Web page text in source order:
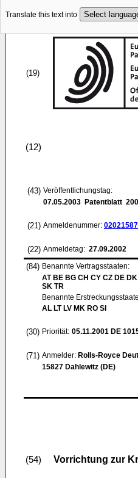
Translate this text into
(19)
(12)
(43) Veröffentlichungstag:
07.05.2003 Patentblatt
(21) Anmeldenummer:
(22) Anmeldetag: 27.09.2002
(84) Benannte Vertragsstaaten:
AT BE BG CH CY CZ DE
SK TR
Benannte
AL LT LV MK RO SI
(30) Priorität: 05.11.2001 DE
(71) Anmelder: Rolls-Royce
15827 Dahlewitz (DE)
(54) Vorrichtung zur